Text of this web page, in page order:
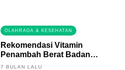
OLAHRAGA & KESEHATAN
Rekomendasi Vitamin
Penambah Berat Badan
Terbaik
7 BULAN LALU